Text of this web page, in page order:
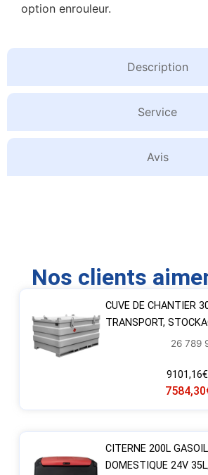
Description
Service
Avis
option enrouleur.
Nos clients
CUVE DE CHANTIER
TRANSPORT,
26 789
9101,16€
7584,30
CITERNE 200L
DOMESTIQUE 24V